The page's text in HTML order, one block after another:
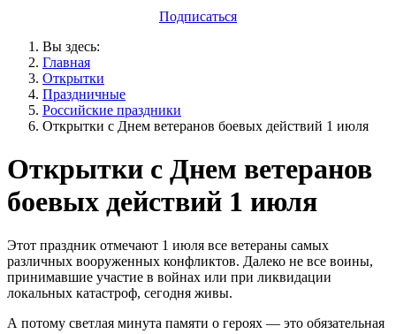
Подписаться
Вы здесь:
Главная
Открытки
Праздничные
Российские праздники
Открытки с Днем ветеранов боевых действий 1 июля
Открытки с Днем ветеранов
боевых действий 1 июля
Этот праздник отмечают 1 июля все ветераны самых
различных вооруженных конфликтов. Далеко не все воины,
принимавшие участие в войнах или при ликвидации
локальных катастроф, сегодня живы.
А потому светлая минута памяти о героях — это обязательная